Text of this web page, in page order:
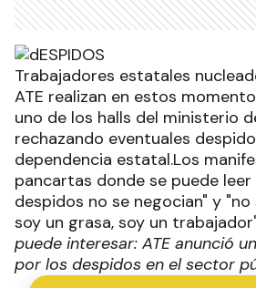
Trabajadores estatales
ATE realizan en estos
uno de los halls del ministerio
rechazando eventuales
dependencia estatal.Los
pancartas donde se puede
despidos no se negocian" y "no
soy un grasa, soy un
puede interesar: ATE anunció
por los despidos en el sector